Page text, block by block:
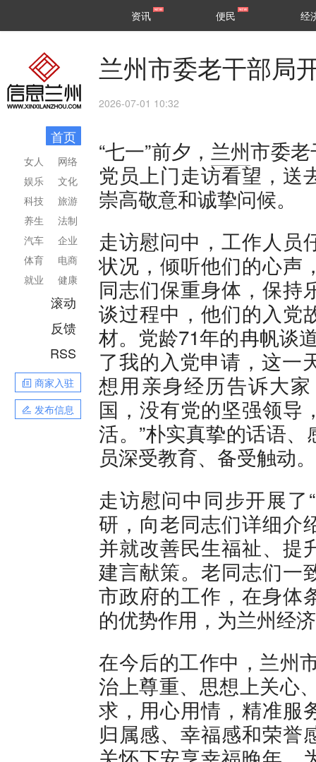
区县
资讯 便民 经
首页
网络
文化
旅游
法制
企业
电商
健康
女人
娱乐
科技
养生
汽车
体育
就业
滚动
反馈
RSS
商家入驻
发布信息
兰州市委老干部局
2026-07-01 10:32
“七一”前夕， 兰州市委
党员上门走访看望，送
崇高敬意和诚挚问候。
走访慰问中，工作人员
状况，倾听他们的心声
同志们保重身体，保持
谈过程中，他们的入党
材。党龄71年的冉帆谈
了我的入党申请，这一
想用亲身经历告诉大
国，没有党的坚强领导
活。”朴实真挚的话语
员深受教育、备受触动。
走访慰问中同步开展了
研，向老同志们详细介
并就改善民生福祉、提
建言献策。老同志们一
市政府的工作，在身体
的优势作用，为兰州经
在今后的工作中，兰州
治上尊重、思想上关心
求，用心用情，精准服
归属感、幸福感和荣誉